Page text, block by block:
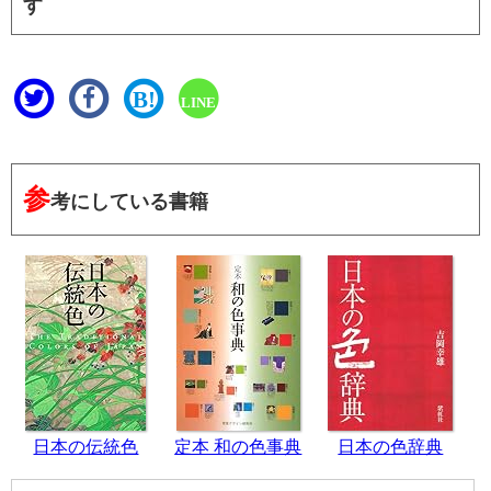
す
B! LINE
参考にしている書籍
日本の伝統色 定本 和の色事典 日本の色辞典